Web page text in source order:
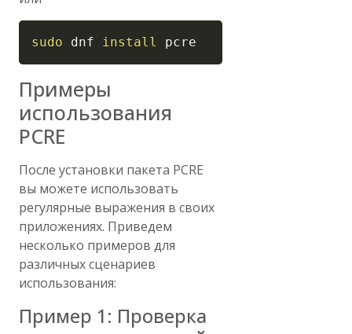
sudo dnf install pcre
Примеры
использования
PCRE
После установки пакета PCRE
вы можете использовать
регулярные выражения в своих
приложениях. Приведем
несколько примеров для
различных сценариев
использования:
Пример 1: Проверка